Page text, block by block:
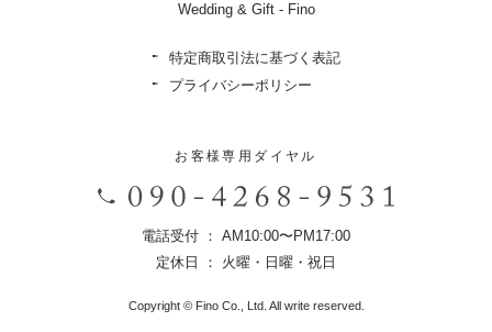
Wedding & Gift - Fino
特定商取引法に基づく表記
プライバシーポリシー
お客様専用ダイヤル
電話受付 ： AM10:00〜PM17:00
定休日 ： 火曜・日曜・祝日
Copyright © Fino Co., Ltd. All write reserved.